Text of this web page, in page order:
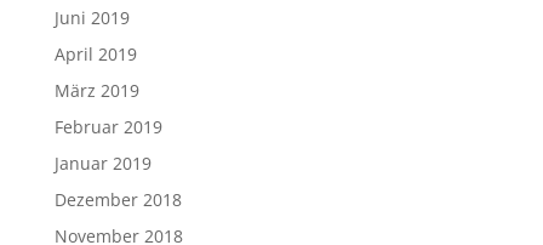
Juni 2019
April 2019
März 2019
Februar 2019
Januar 2019
Dezember 2018
November 2018